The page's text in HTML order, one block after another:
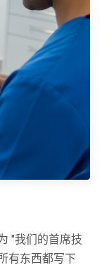
"我们的首席技
有东西都写下